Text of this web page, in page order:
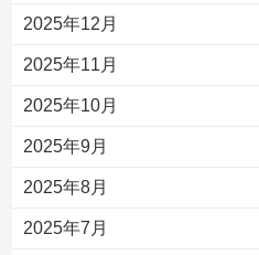
2025年12月
2025年11月
2025年10月
2025年9月
2025年8月
2025年7月